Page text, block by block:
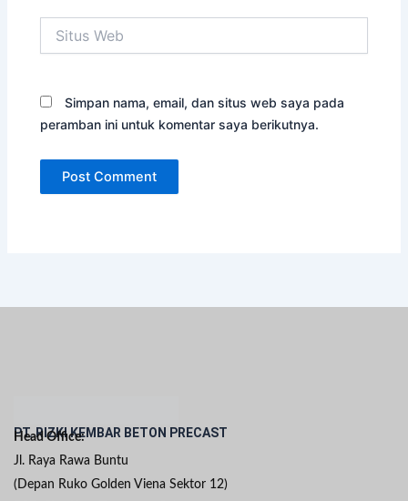
Web
Simpan nama, email, dan situs web saya pada
peramban ini untuk komentar saya berikutnya.
PT. RIZKI KEMBAR BETON PRECAST
Head Office:
Jl. Raya Rawa Buntu
(Depan Ruko Golden Viena Sektor 12)